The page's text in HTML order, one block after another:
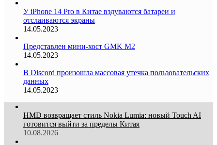
У iPhone 14 Pro в Китае вздуваются батареи и
отслаиваются экраны
14.05.2023
Представлен мини-хост GMK M2
14.05.2023
В Discord произошла массовая утечка пользовательских
данных
14.05.2023
HMD возвращает стиль Nokia Lumia: новый Touch AI
готовится выйти за пределы Китая
10.08.2026